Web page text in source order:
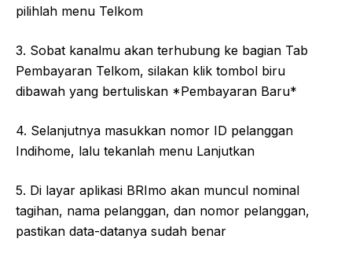
pilihlah menu Telkom
3. Sobat kanalmu akan terhubung ke bagian Tab
Pembayaran Telkom, silakan klik tombol biru
dibawah yang bertuliskan *Pembayaran Baru*
4. Selanjutnya masukkan nomor ID pelanggan
Indihome, lalu tekanlah menu Lanjutkan
5. Di layar aplikasi BRImo akan muncul nominal
tagihan, nama pelanggan, dan nomor pelanggan,
pastikan data-datanya sudah benar